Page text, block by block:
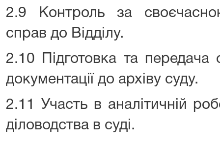
2.9 Контроль за
справ до Відділу.
2.10 Підготовка та передача
документації до архіву суду.
2.11 Участь в аналітичній
діловодства в суді.